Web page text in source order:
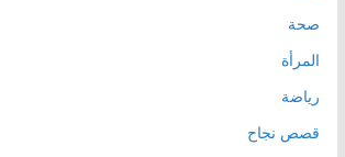
صحة
المرأة
رياضة
قصص نجاح